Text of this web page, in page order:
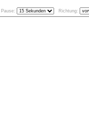
Pause: Richtung: